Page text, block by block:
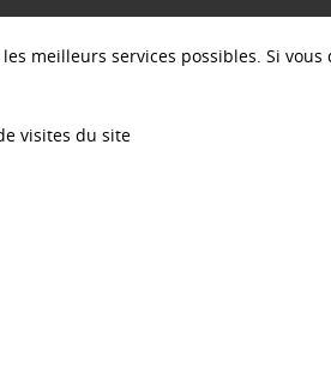
meilleurs services possibles. Si
visites du site